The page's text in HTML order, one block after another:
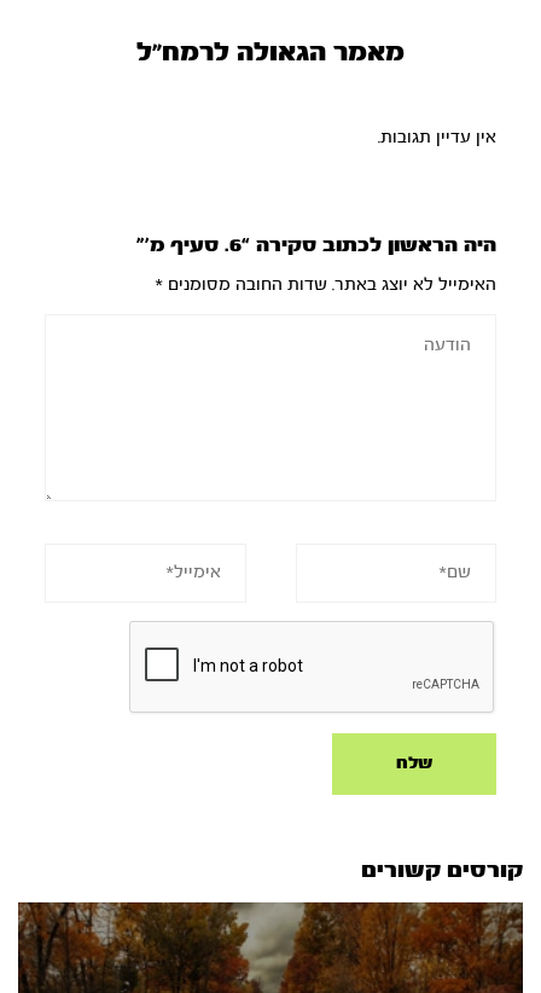
מאמר הגאולה לרמח"ל
אין עדיין תגובות.
היה הראשון לכתוב סקירה “6. סעיף מ’”
האימייל לא יוצג באתר. שדות החובה מסומנים*
קורסים קשורים